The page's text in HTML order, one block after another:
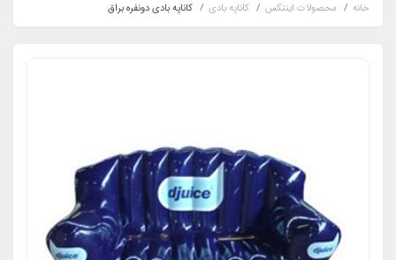
خانه محصولات اینتکس کاناپه بادی کاناپه بادی دونفره براق